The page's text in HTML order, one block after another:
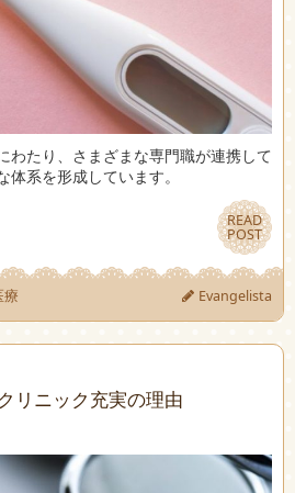
わたり、さまざまな専門職が連携して
系を形成しています。
READ
POST
READ
POST
療 Evangelista
リニック充実の理由